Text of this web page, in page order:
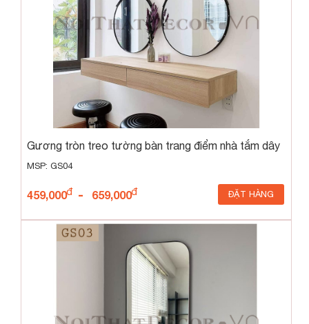
Gương tròn treo tường bàn trang điểm nhà tắm dây
MSP: GS04
459,000 - 659,000 ĐẶT HÀNG